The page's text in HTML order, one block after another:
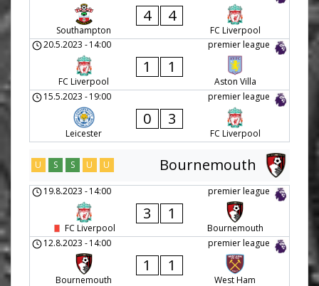
Southampton
4 4
FC Liverpool
premier league
20.5.2023 -14:00
FC Liverpool
1 1
Aston Villa
premier league
15.5.2023 -19:00
Leicester
0 3
FC Liverpool
Bournemouth
U S S U U
premier league
19.8.2023 -14:00
FC Liverpool
3 1
Bournemouth
premier league
12.8.2023 -14:00
Bournemouth
1 1
West Ham